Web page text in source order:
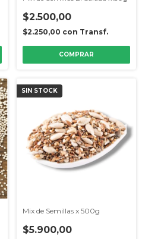
$2.500,00
$2.250,00 con Transf.
SIN STOCK
Mix de Semillas x 500g
$5.900,00